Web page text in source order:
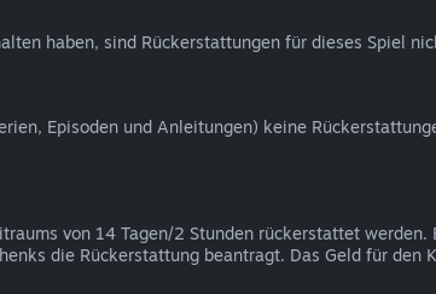
haben, sind Rückerstattungen für dieses Spiel
Episoden und Anleitungen) keine
von 14 Tagen/2 Stunden rückerstattet
die Rückerstattung beantragt. Das Geld für den